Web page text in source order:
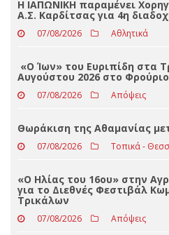
ΤΕΛΕΥΤΑΊΑ ΝΈΑ
Η ΙΑΠΩΝΙΚΗ παραμένει
Α.Σ. Καρδίτσας για 4η
07/08/2026 Αθλητικά
«Ο Ίων» του Ευριπίδη στα
Αυγούστου 2026 στο
Θωράκιση της Αθαμανίας